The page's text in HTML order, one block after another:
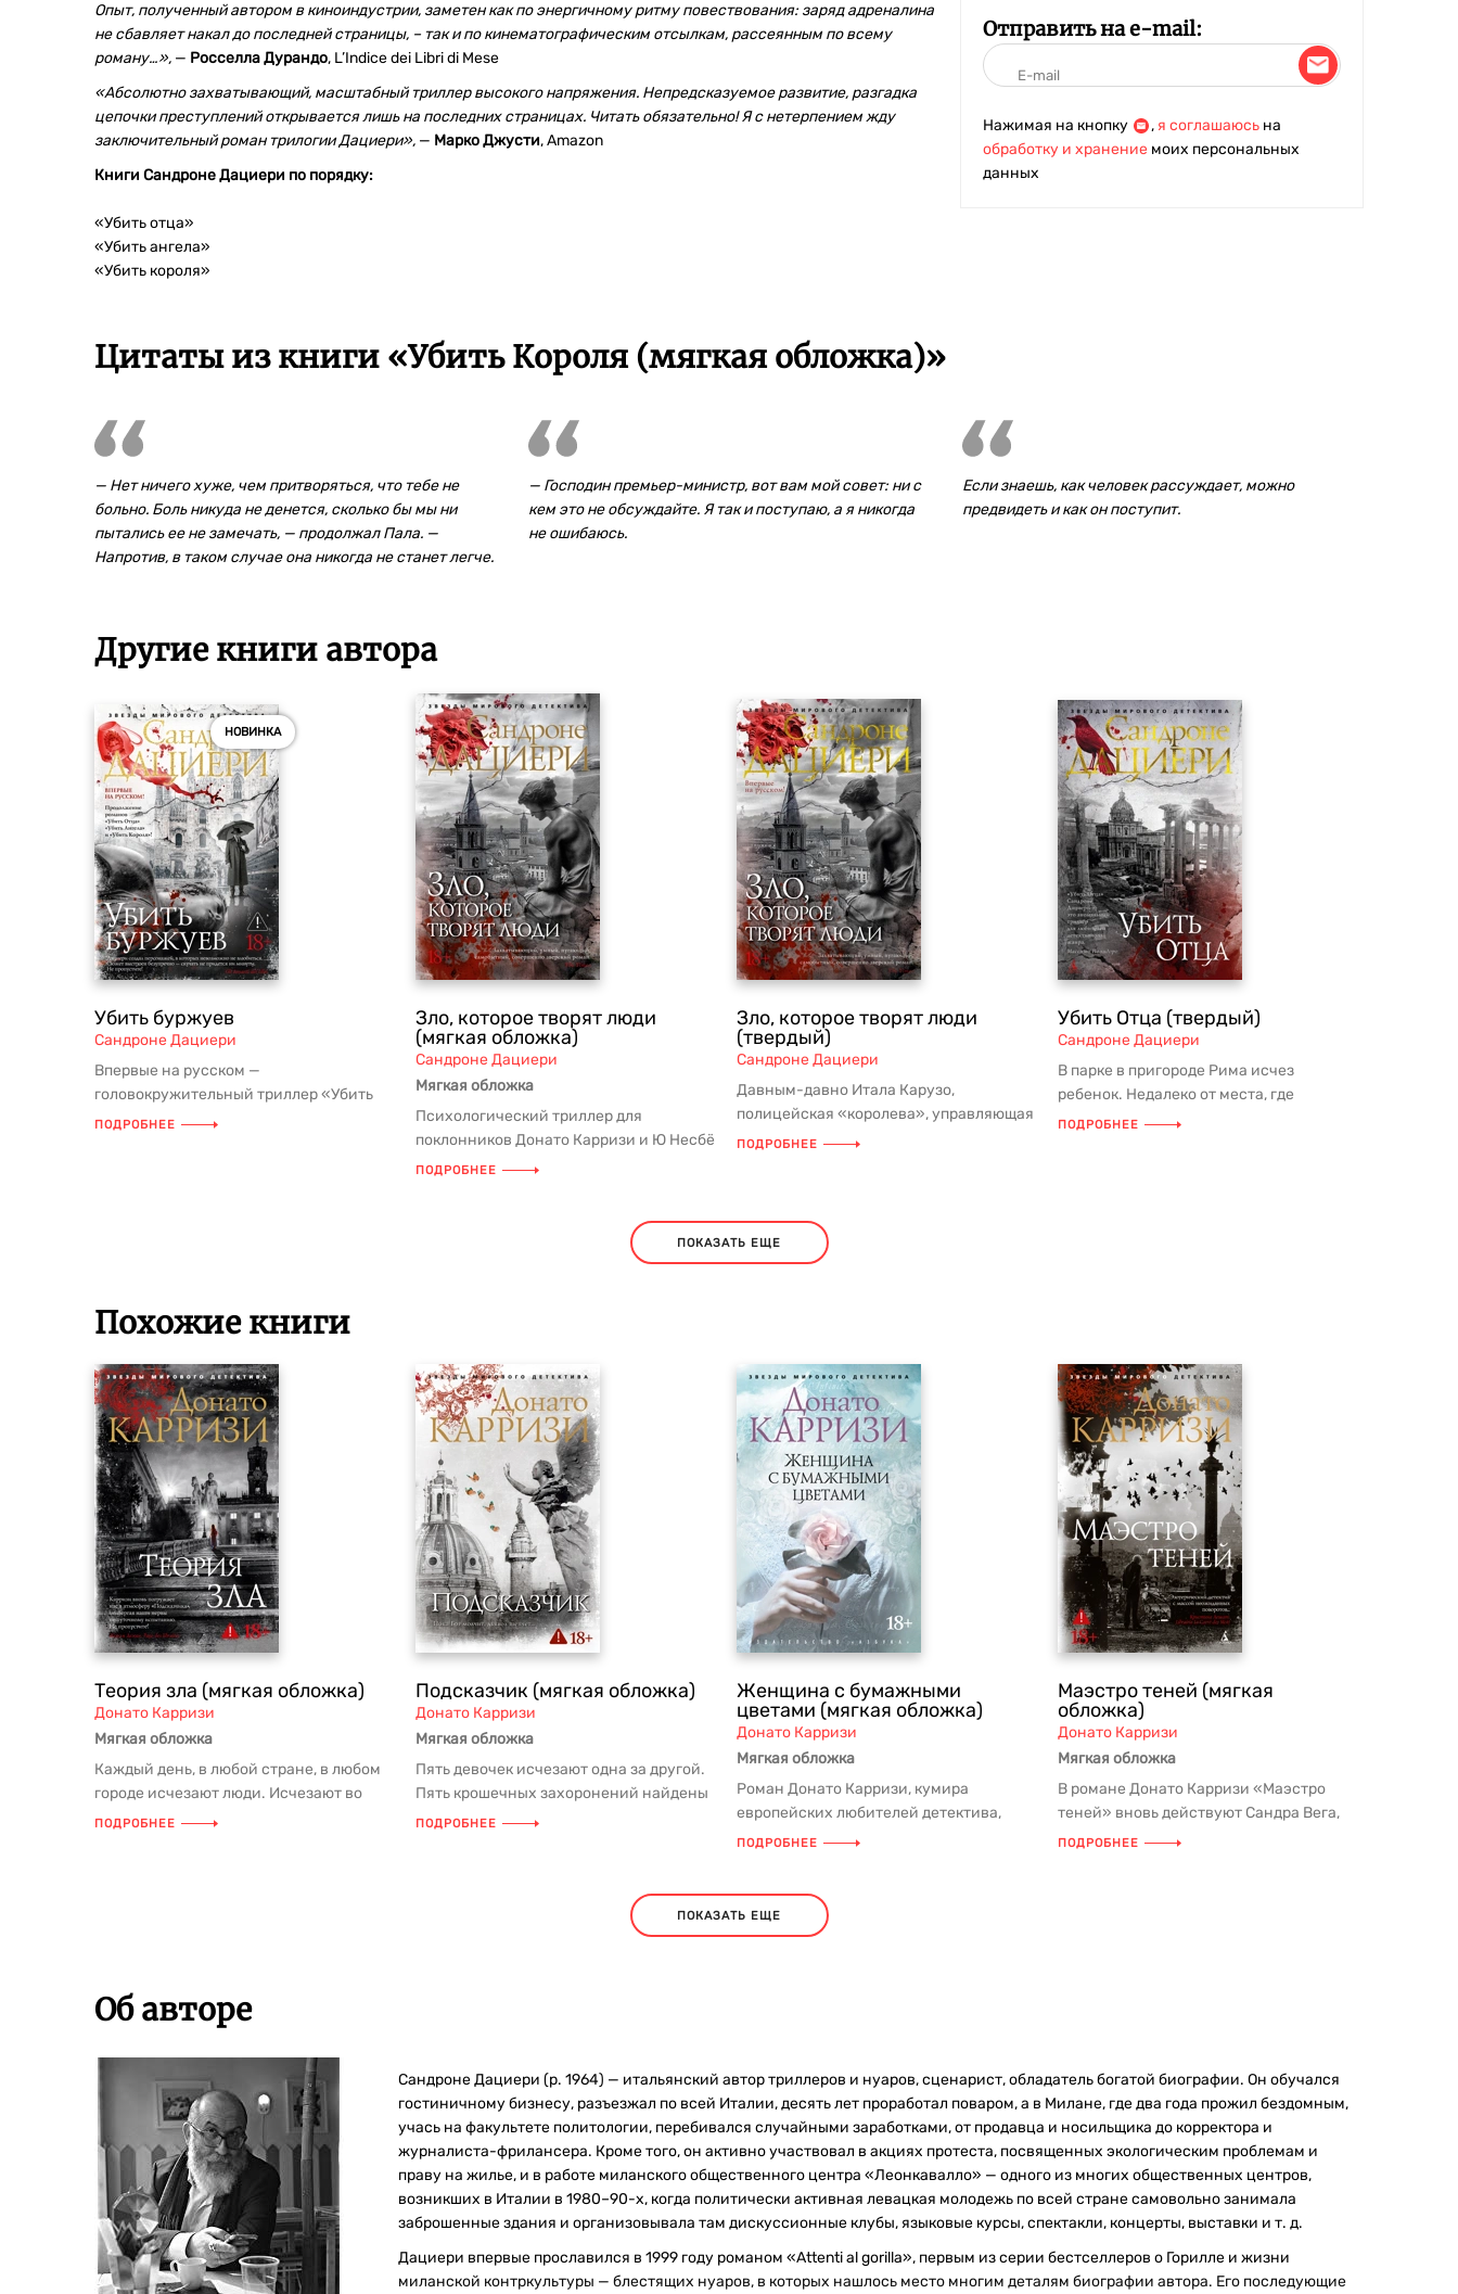
Опыт, полученный автором в киноиндустрии, заметен как по энергичному ритму повествования: заряд адреналина
не сбавляет накал до последней страницы, – так и по кинематографическим отсылкам, рассеянным по всему
роману…», — Росселла Дурандо, L’Indice dei Libri di Mese
«Абсолютно захватывающий, масштабный триллер высокого напряжения. Непредсказуемое развитие, разгадка
цепочки преступлений открывается лишь на последних страницах. Читать обязательно! Я с нетерпением жду
заключительный роман трилогии Дациери», — Марко Джусти, Amazon
Книги Сандроне Дациери по порядку:
«Убить отца»
«Убить ангела»
«Убить короля»
Отправить на e-mail:
Нажимая на кнопку , я соглашаюсь на
обработку и хранение моих персональных
данных
Цитаты из книги «Убить Короля (мягкая обложка)»
— Нет ничего хуже, чем притворяться, что тебе не
больно. Боль никуда не денется, сколько бы мы ни
пытались ее не замечать, — продолжал Пала. —
Напротив, в таком случае она никогда не станет легче.
— Господин премьер-министр, вот вам мой совет: ни с
кем это не обсуждайте. Я так и поступаю, а я никогда
не ошибаюсь.
Если знаешь, как человек рассуждает, можно
предвидеть и как он поступит.
Другие книги автора
НОВИНКА
Убить буржуев
Сандроне Дациери
Впервые на русском —
головокружительный триллер «Убить
буржуев», продолжение цикла
ПОДРОБНЕЕ
Зло, которое творят люди
(мягкая обложка)
Сандроне Дациери
Мягкая обложка
Психологический триллер для
поклонников Донато Карризи и Ю Несбё
от автора знаменитого романа «Убить...
ПОДРОБНЕЕ
Зло, которое творят люди
(твердый)
Сандроне Дациери
Давным-давно Итала Карузо,
полицейская «королева», управляющая
разветвленной коррупционной сетью,
ПОДРОБНЕЕ
Убить Отца (твердый)
Сандроне Дациери
В парке в пригороде Рима исчез
ребенок. Недалеко от места, где
мальчика видели в последний раз,
ПОДРОБНЕЕ
ПОКАЗАТЬ ЕЩЕ
Похожие книги
Теория зла (мягкая обложка)
Донато Карризи
Мягкая обложка
Каждый день, в любой стране, в любом
городе исчезают люди. Исчезают во
тьме. Никто, в том числе и п...
ПОДРОБНЕЕ
Подсказчик (мягкая обложка)
Донато Карризи
Мягкая обложка
Пять девочек исчезают одна за другой.
Пять крошечных захоронений найдены
на лесной опушке. В каждо...
ПОДРОБНЕЕ
Женщина с бумажными
цветами (мягкая обложка)
Донато Карризи
Мягкая обложка
Роман Донато Карризи, кумира
европейских любителей детектива,
«Женщина с бумажными цветами»
ПОДРОБНЕЕ
Маэстро теней (мягкая
обложка)
Донато Карризи
Мягкая обложка
В романе Донато Карризи «Маэстро
теней» вновь действуют Сандра Вега,
фотограф-криминалист, и Маркус,...
ПОДРОБНЕЕ
ПОКАЗАТЬ ЕЩЕ
Об авторе
Сандроне Дациери (р. 1964) — итальянский автор триллеров и нуаров, сценарист, обладатель богатой биографии. Он обучался
гостиничному бизнесу, разъезжал по всей Италии, десять лет проработал поваром, а в Милане, где два года прожил бездомным,
учась на факультете политологии, перебивался случайными заработками, от продавца и носильщика до корректора и
журналиста-фрилансера. Кроме того, он активно участвовал в акциях протеста, посвященных экологическим проблемам и
праву на жилье, и в работе миланского общественного центра «Леонкавалло» — одного из многих общественных центров,
возникших в Италии в 1980–90-х, когда политически активная левацкая молодежь по всей стране самовольно занимала
заброшенные здания и организовывала там дискуссионные клубы, языковые курсы, спектакли, концерты, выставки и т. д.
Дациери впервые прославился в 1999 году романом «Attenti al gorilla», первым из серии бестселлеров о Горилле и жизни
миланской контркультуры — блестящих нуаров, в которых нашлось место многим деталям биографии автора. Его последующие